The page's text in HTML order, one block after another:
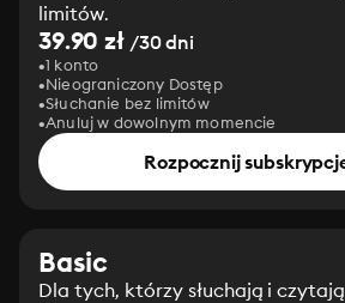
limitów.
39.90 zł/30 dni
1 konto
Nieograniczony Dostęp
Słuchanie bez limitów
Anuluj w dowolnym momencie
Rozpocznij
Basic
Dla tych, którzy słuchają i